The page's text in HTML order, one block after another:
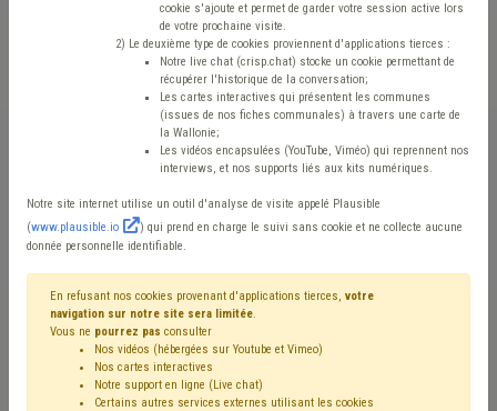
Proposition de boîte à
outils destinée à
accompagner les
communes souhaitant
se doter d’un
règlement communal
relatif à la protection
des arbres et des haies
cookie s'ajoute et permet de garder votre session active lors
de votre prochaine visite.
2) Le deuxième type de cookies proviennent d'applications tierces :
Notre live chat (crisp.chat) stocke un cookie permettant de
récupérer l'historique de la conversation;
Les cartes interactives qui présentent les communes
(issues de nos fiches communales) à travers une carte de
la Wallonie;
Les vidéos encapsulées (YouTube, Viméo) qui reprennent nos
interviews, et nos supports liés aux kits numériques.
Notre site internet utilise un outil d'analyse de visite appelé Plausible
(www.plausible.io
) qui prend en charge le suivi sans cookie et ne collecte aucune
donnée personnelle identifiable.
En refusant nos cookies provenant d'applications tierces, votre
navigation sur notre site sera limitée.
Vous ne pourrez pas consulter
Nos vidéos (hébergées sur Youtube et Vimeo)
Nos cartes interactives
Notre support en ligne (Live chat)
Certains autres services externes utilisant les cookies